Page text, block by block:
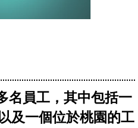
名員工，其中包括一
及一個位於桃園的工